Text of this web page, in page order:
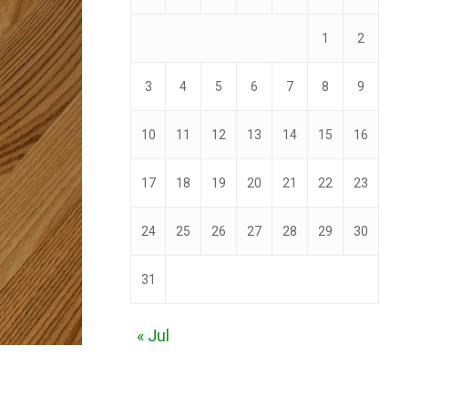
1 2
3 4 5 6 7 8 9
10 11 12 13 14 15 16
17 18 19 20 21 22 23
24 25 26 27 28 29 30
31
« Jul